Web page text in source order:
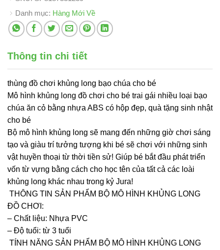
Danh mục: Hàng Mới Về
Thông tin chi tiết
thùng đồ chơi khủng long bạo chúa cho bé
Mô hình khủng long đồ chơi cho bé trai gái nhiều loại bạo
chúa ăn cỏ bằng nhựa ABS có hộp đẹp, quà tặng sinh nhật
cho bé
Bộ mô hình khủng long sẽ mang đến những giờ chơi sáng
tạo và giàu trí tưởng tượng khi bé sẽ chơi với những sinh
vật huyền thoại từ thời tiền sử! Giúp bé bắt đầu phát triển
vốn từ vựng bằng cách cho học tên của tất cả các loài
khủng long khác nhau trong kỷ Jura!
THÔNG TIN SẢN PHẨM BỘ MÔ HÌNH KHỦNG LONG
ĐỒ CHƠI:
– Chất liệu: Nhựa PVC
– Độ tuổi: từ 3 tuổi
TÍNH NĂNG SẢN PHẨM BỘ MÔ HÌNH KHỦNG LONG